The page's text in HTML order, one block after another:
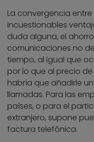
La convergencia
incuestionables
duda alguna, el
comunicaciones no
tiempo, al igual que
por lo que al precio
habría que añadirle
llamadas. Para las
países, o para el
extranjero, supone
factura telefónica.